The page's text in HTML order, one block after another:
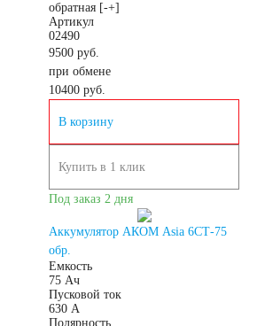
обратная [-+]
Артикул
02490
9500 руб.
при обмене
10400 руб.
В корзину
Купить в 1 клик
Под заказ 2 дня
Аккумулятор АКОМ Asia 6СТ-75
обр.
Емкость
75 Ач
Пусковой ток
630 А
Полярность